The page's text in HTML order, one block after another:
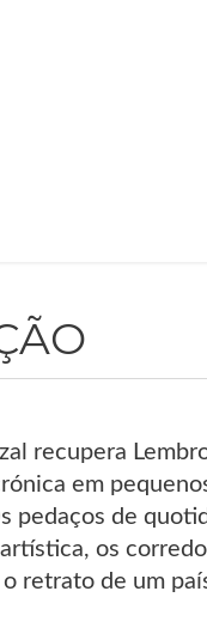
recupera
em
de
os
retrato de um